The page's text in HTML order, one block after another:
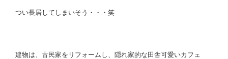
つい長居してしまいそう・・・笑
建物は、古民家をリフォームし、隠れ家的な田舎可愛いカフェ